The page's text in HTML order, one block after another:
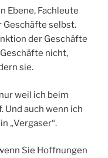
Ebene, Fachleute
Geschäfte selbst.
der Geschäfte
nicht,
sie.
weil ich beim
Und auch wenn ich
„Vergaser“.
Sie Hoffnungen